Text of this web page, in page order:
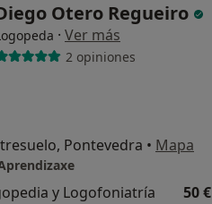
Otero Regueiro
· Ver más
2 opiniones
Pontevedra • Mapa
y Logofoniatría 50 €